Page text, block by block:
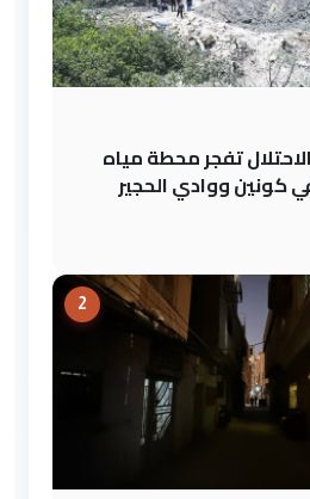
تفجر محطة مياه
كونين ووادي الحجير
2